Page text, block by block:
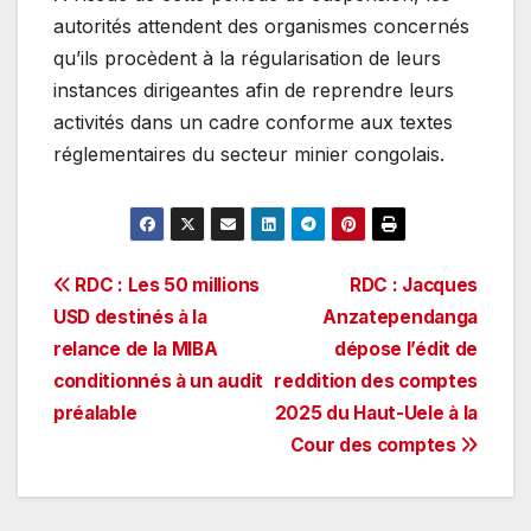
autorités attendent des organismes concernés
qu’ils procèdent à la régularisation de leurs
instances dirigeantes afin de reprendre leurs
activités dans un cadre conforme aux textes
réglementaires du secteur minier congolais.
Navigation
de
l’article
RDC : Jacques
Anzatependanga
dépose l’édit de
reddition des comptes
2025 du Haut-Uele à la
Cour des comptes
RDC : Les 50 millions
USD destinés à la
relance de la MIBA
conditionnés à un audit
préalable